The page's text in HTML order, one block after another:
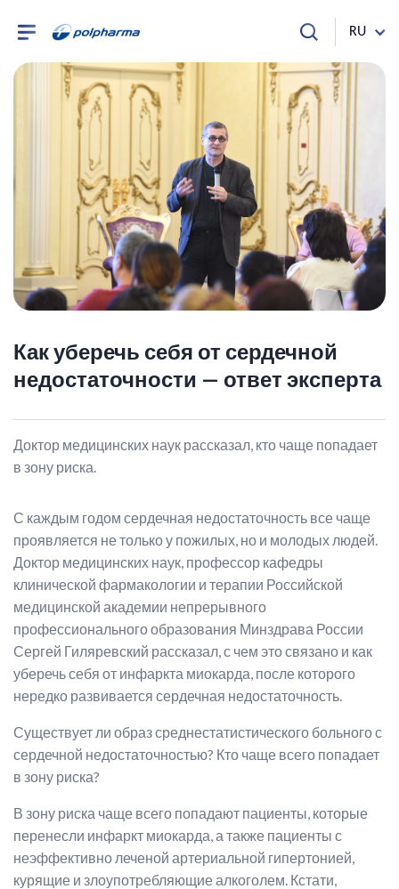
RU
Как уберечь себя от сердечной
недостаточности — ответ эксперта
Доктор медицинских наук рассказал, кто чаще попадает
в зону риска.
С каждым годом сердечная недостаточность все чаще
проявляется не только у пожилых, но и молодых людей.
Доктор медицинских наук, профессор кафедры
клинической фармакологии и терапии Российской
медицинской академии непрерывного
профессионального образования Минздрава России
Сергей Гиляревский рассказал, с чем это связано и как
уберечь себя от инфаркта миокарда, после которого
нередко развивается сердечная недостаточность.
Существует ли образ среднестатистического больного с
сердечной недостаточностью? Кто чаще всего попадает
в зону риска?
В зону риска чаще всего попадают пациенты, которые
перенесли инфаркт миокарда, а также пациенты с
неэффективно леченой артериальной гипертонией,
курящие и злоупотребляющие алкоголем. Кстати,